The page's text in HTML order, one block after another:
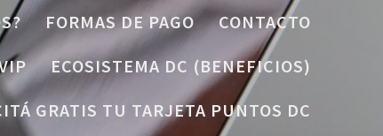
FORMAS DE PAGO
CONTACTO
ECOSISTEMA DC (BENEFICIOS)
GRATIS TU TARJETA PUNTOS DC